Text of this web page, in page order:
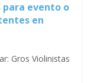
para evento o
en
Gros Violinistas